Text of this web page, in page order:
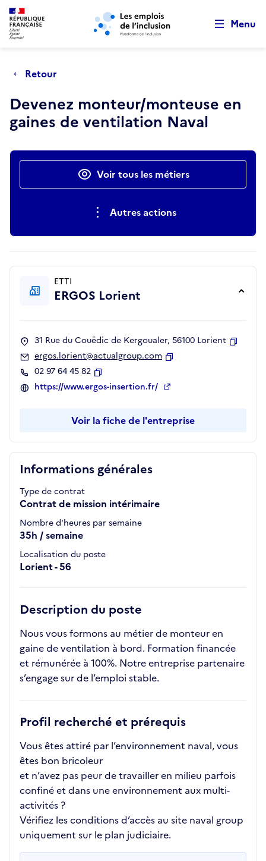
Aller au menu principal Aller au contenu principal
Menu
Retour
Devenez monteur/monteuse en
gaines de ventilation Naval
Actions rapidesVoir tous les métiers
Autres actions
Informations générales
Type de contrat
Contrat de mission intérimaire
Nombre d'heures par semaine
35h / semaine
Localisation du poste
Lorient - 56
Description du poste
Nous vous formons au métier de monteur en
gaine de ventilation à bord. Formation financée
et rémunérée à 100%. Notre entreprise partenaire
s’engage sur de l’emploi stable.
Profil recherché et prérequis
Vous êtes attiré par l’environnement naval, vous
êtes bon bricoleur
et n’avez pas peur de travailler en milieu parfois
confiné et dans une environnement aux multi-
activités ?
Vérifiez les conditions d’accès au site naval group
uniquement sur le plan judiciaire.
ETTI
ERGOS Lorient
31 Rue du Couëdic de Kergoualer, 56100 Lorient
ergos.lorient@actualgroup.com
02 97 64 45 82
Copier
https://www.ergos-insertion.fr/
Voir la fiche de l'entreprise
Retour au début de la page
Panneau de gestion des cookies